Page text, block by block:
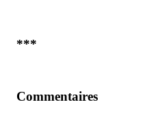
***
Commentaires